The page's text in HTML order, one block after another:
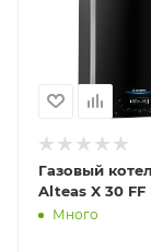
Газовый
Alteas X 30 FF
Много